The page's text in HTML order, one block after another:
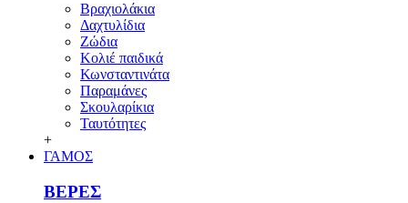
Βραχιολάκια
Δαχτυλίδια
Ζώδια
Κολιέ παιδικά
Κωνσταντινάτα
Παραμάνες
Σκουλαρίκια
Ταυτότητες
+
ΓΑΜΟΣ
ΒΕΡΕΣ